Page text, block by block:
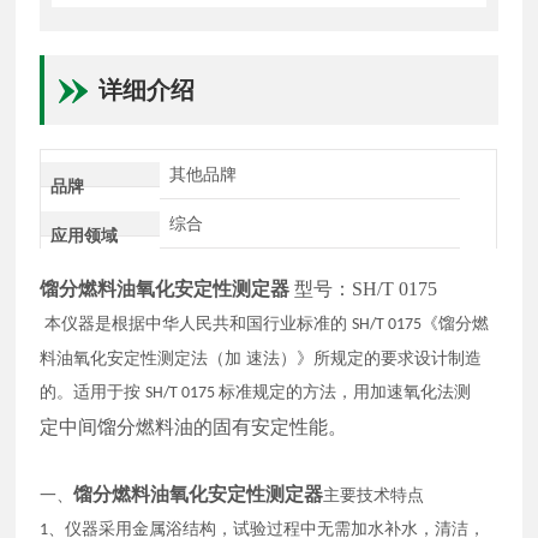
详细介绍
品牌
其他品牌
应用领域
综合
馏分燃料油氧化安定性测定器 型号：SH/T 0175
本仪器是根据中华人民共和国行业标准的 SH/T 0175 《馏分燃
料油氧化安定性测定法（加 速法）》所规定的要求设计制造
的。适用于按SH/T 0175标准规定的方法，用加速氧化法测
定中间馏分燃料油的固有安定性能。
一、馏分燃料油氧化安定性测定器主要技术特点
1 、仪器采用金属浴结构，试验过程中无需加水补水，清洁，